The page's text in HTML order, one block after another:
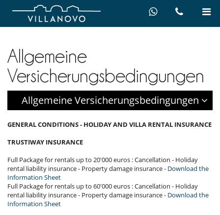
Allgemeine
Versicherungsbedingungen
Allgemeine Versicherungsbedingungen
GENERAL CONDITIONS - HOLIDAY AND VILLA RENTAL INSURANCE
TRUSTIWAY INSURANCE
Full Package for rentals up to 20'000 euros : Cancellation - Holiday
rental liability insurance - Property damage insurance - Download the
Information Sheet
Full Package for rentals up to 60'000 euros : Cancellation - Holiday
rental liability insurance - Property damage insurance - Download the
Information Sheet